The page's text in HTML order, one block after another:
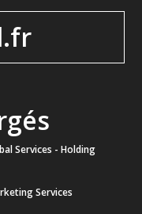
Services - Holding
Services